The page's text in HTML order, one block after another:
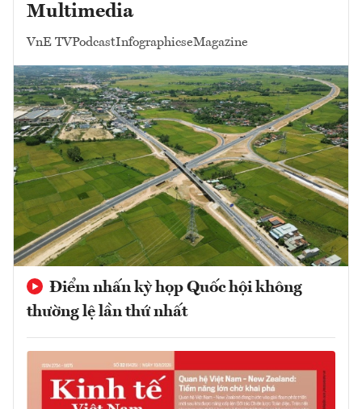
Multimedia
VnE TVPodcastInfographicseMagazine
Điểm nhấn kỳ họp Quốc hội không
thường lệ lần thứ nhất